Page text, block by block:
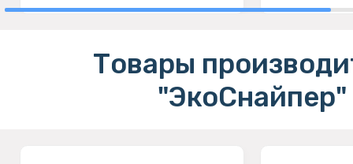
Товары
"ЭкоСнайпер"